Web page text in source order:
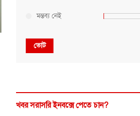
মন্তব্য নেই
ভোট
খবর সরাসরি ইনবক্সে পেতে চান?